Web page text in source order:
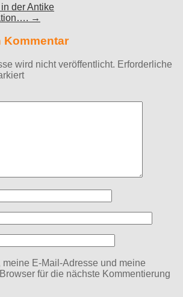
der Antike
→
Kommentar
wird nicht veröffentlicht. Erforderliche
meine E-Mail-Adresse und meine
für die nächste Kommentierung